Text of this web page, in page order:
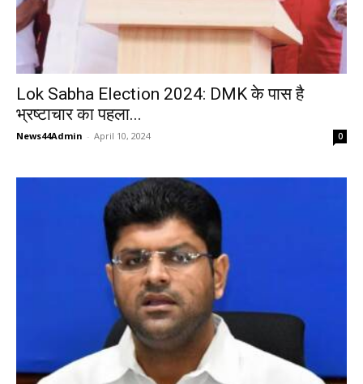
Lok Sabha Election 2024: DMK के पास है
भ्रष्टाचार का पहला...
News44Admin - April 10, 2024 0